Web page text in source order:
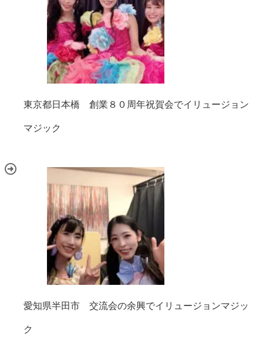
東京都日本橋 創業８０周年祝賀会でイリュージョン
マジック
愛知県半田市 交流会の余興でイリュージョンマジッ
ク